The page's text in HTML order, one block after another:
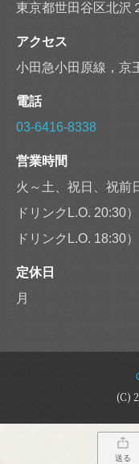
東京都世田谷区北
アクセス
小田急小田原線，京
電話
03-6416-8338
営業時間
火～土、祝日、祝前
ドリンクL.O. 20:30
ドリンクL.O. 18:30）
定休日
月
(C)
送る